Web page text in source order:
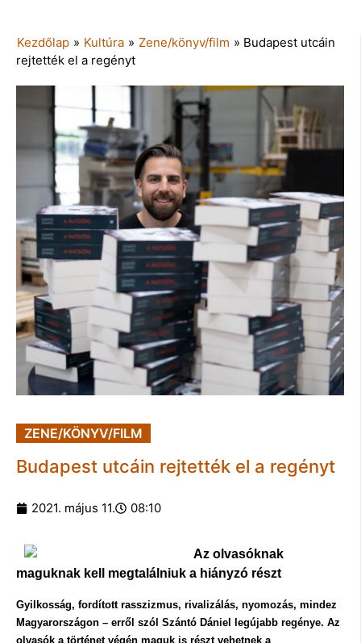
Kezdőlap » Kultúra » Zene/könyv/film » Budapest utcáin
rejtették el a regényt
ZENE/KÖNYV/FILM
Budapest utcáin rejtették el a regényt
2021. május 11. 08:10
Az olvasóknak
maguknak kell megtalálniuk a hiányzó részt
Gyilkosság, fordított rasszizmus, rivalizálás, nyomozás, mindez
Magyarországon – erről szól Szántó Dániel legújabb regénye. Az
olvasók a történet végén maguk is részt vehetnek a